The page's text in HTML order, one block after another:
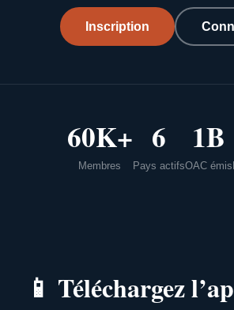
Inscription
60K+
Membres
6
Pays actifs
1B
OAC émis
📱 Téléchargez